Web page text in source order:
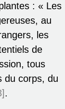
: « Les
au
les
de
tous
du corps, du
.